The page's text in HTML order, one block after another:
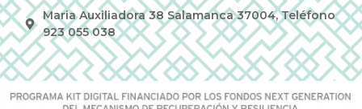
Maria Auxiliadora 38 Salamanca 37004, Teléfono
923 055 038